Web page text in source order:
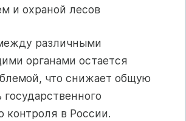
и охраной лесов
различными
органами остается
что снижает общую
контроля в России.